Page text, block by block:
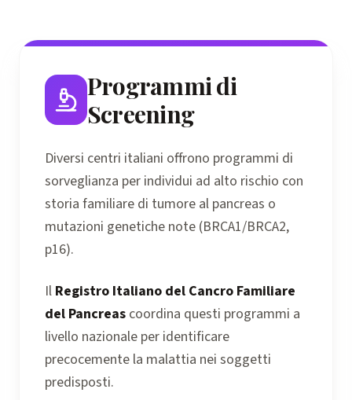
Programmi di
Screening
Diversi centri italiani offrono programmi di
sorveglianza per individui ad alto rischio con
storia familiare di tumore al pancreas o
mutazioni genetiche note (BRCA1/BRCA2,
p16).
Il Registro Italiano del Cancro Familiare
del Pancreas coordina questi programmi a
livello nazionale per identificare
precocemente la malattia nei soggetti
predisposti.